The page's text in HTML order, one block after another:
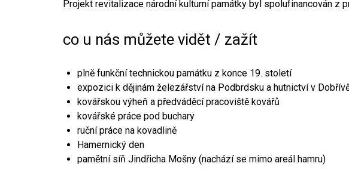
Projekt revitalizace národní kulturní památky byl spolufinancován z
co u nás můžete vidět / zažít
plně funkční technickou památku z konce 19. století
expozici k dějinám železářství na Podbrdsku a hutnictví v
kovářskou výheň a předváděcí pracoviště kovářů
kovářské práce pod buchary
ruční práce na kovadlině
Hamernický den
pamětní síň Jindřicha Mošny (nachází se mimo areál hamru)